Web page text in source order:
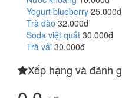
Yogurt blueberry 25.000đ
Trà đào 32.000đ
Soda việt quất 30.000đ
Trà vải 30.000đ
Xếp hạng và đánh